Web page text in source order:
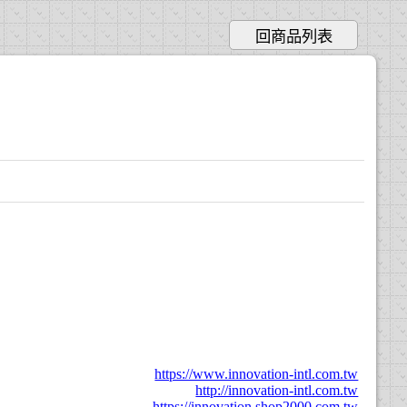
回商品列表
https://www.innovation-intl.com.tw
http://innovation-intl.com.tw